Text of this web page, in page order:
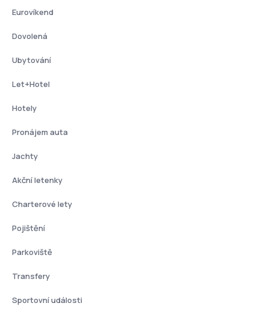
Eurovíkend
Dovolená
Ubytování
Let+Hotel
Hotely
Pronájem auta
Jachty
Akční letenky
Charterové lety
Pojištění
Parkoviště
Transfery
Sportovní události